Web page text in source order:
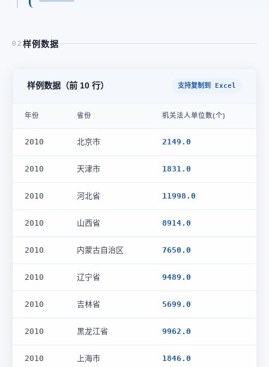
02 样例数据
样例数据（前 10 行） 支持复制到 Excel
年份 省份 机关法人单位数(个)
2010 北京市 2149.0
2010 天津市 1831.0
2010 河北省 11998.0
2010 山西省 8914.0
2010 内蒙古自治区 7650.0
2010 辽宁省 9489.0
2010 吉林省 5699.0
2010 黑龙江省 9962.0
2010 上海市 1846.0